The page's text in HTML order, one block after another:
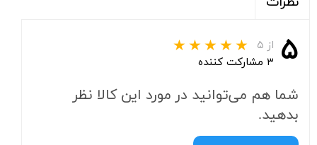
۵ از ۵
۳ مشارکت کننده
شما هم می‌توانید در مورد این کالا نظر
بدهید.